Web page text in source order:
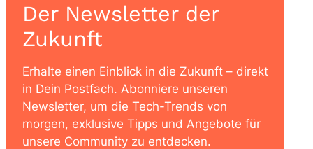
Der Newsletter der
Zukunft
Erhalte einen Einblick in die Zukunft – direkt
in Dein Postfach. Abonniere unseren
Newsletter, um die Tech-Trends von
morgen, exklusive Tipps und Angebote für
unsere Community zu entdecken.